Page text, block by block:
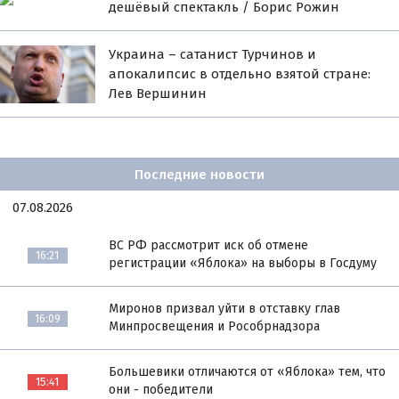
дешёвый спектакль / Борис Рожин
Украина – сатанист Турчинов и
апокалипсис в отдельно взятой стране:
Лев Вершинин
Последние новости
07.08.2026
16:21
ВС РФ рассмотрит иск об отмене
регистрации «Яблока» на выборы в Госдуму
16:09
Миронов призвал уйти в отставку глав
Минпросвещения и Рособрнадзора
15:41
Большевики отличаются от «Яблока» тем, что
они - победители